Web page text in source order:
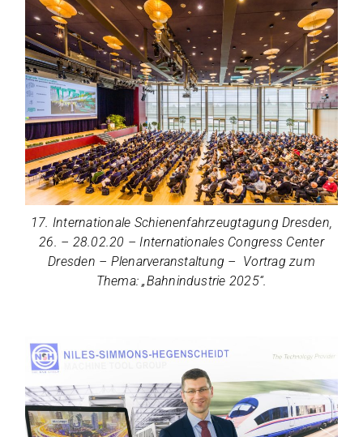
17. Inter­na­tio­nale Schie­nen­fahr­zeug­ta­gung Dres­den,
26. – 28.02.20 – Inter­na­tio­na­les Con­gress Cen­ter
Dres­den – Ple­nar­ver­an­stal­tung – Vor­trag zum
Thema: „Bahn­in­dus­trie 2025“.